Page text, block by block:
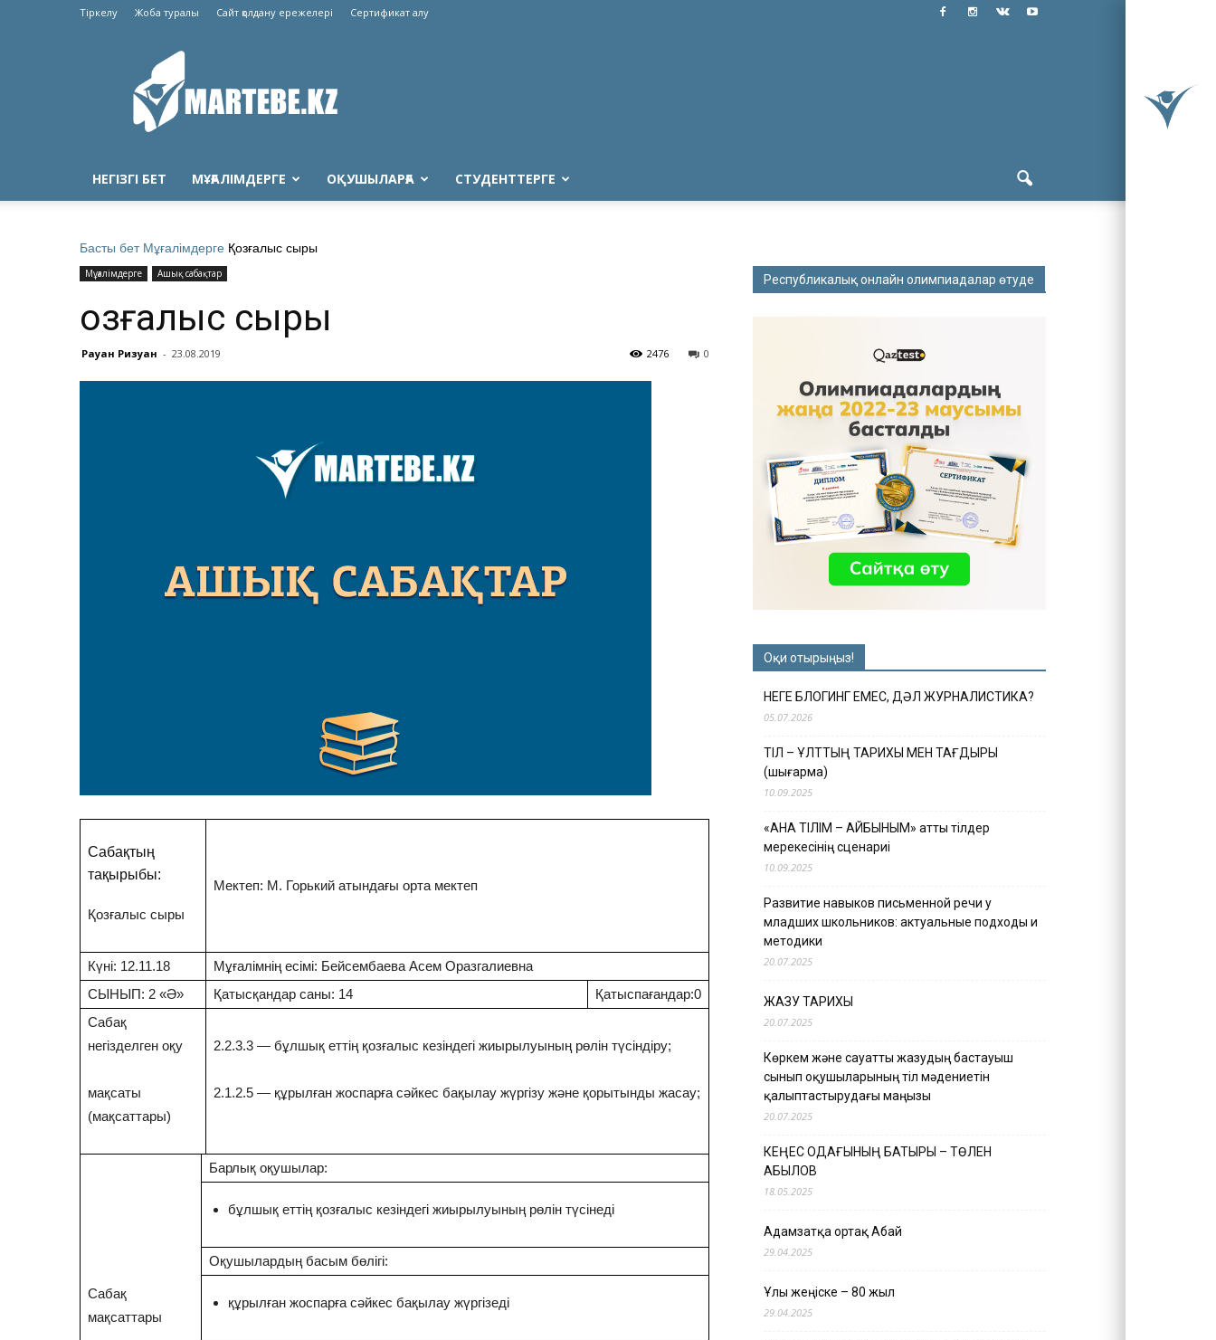
Тіркелу Жоба туралы Сайт қолдану ережелері Сертификат алу
Martebe.kz
білім
сайты
НЕГІЗГІ БЕТ МҰҒАЛІМДЕРГЕ ОҚУШЫЛАРҒА СТУДЕНТТЕРГЕ
Басты бет Мұғалімдерге Қозғалыс сыры
Мұғалімдерге Ашық сабақтар
Қозғалыс сыры
Рауан Ризуан - 23.08.2019 0
2476
Сабақтың
тақырыбы:
Қозғалыс сыры
Мектеп: М. Горький атындағы орта мектеп
Күні: 12.11.18
Мұғалімнің есімі: Бейсембаева Асем Оразгалиевна
СЫНЫП: 2 «Ә»
Қатысқандар саны: 14
Қатыспағандар:0
Сабақ
негізделген оқу
мақсаты
(мақсаттары)
2.2.3.3 — бұлшық еттің қозғалыс кезіндегі жиырылуының рөлін түсіндіру;
2.1.2.5 — құрылған жоспарға сәйкес бақылау жүргізу және қорытынды жасау;
Сабақ
мақсаттары
Барлық оқушылар:
бұлшық еттің қозғалыс кезіндегі жиырылуының рөлін түсінеді
Оқушылардың басым бөлігі:
құрылған жоспарға сәйкес бақылау жүргізеді
Республикалық онлайн олимпиадалар өтуде
Оқи отырыңыз!
НЕГЕ БЛОГИНГ ЕМЕС, ДӘЛ ЖУРНАЛИСТИКА?
05.07.2026
ТІЛ – ҰЛТТЫҢ ТАРИХЫ МЕН ТАҒДЫРЫ
(шығарма)
10.09.2025
«АНА ТІЛІМ – АЙБЫНЫМ» атты тілдер
мерекесінің сценариі
10.09.2025
Развитие навыков письменной речи у
младших школьников: актуальные подходы и
методики
20.07.2025
ЖАЗУ ТАРИХЫ
20.07.2025
Көркем және сауатты жазудың бастауыш
сынып оқушыларының тіл мәдениетін
қалыптастырудағы маңызы
20.07.2025
КЕҢЕС ОДАҒЫНЫҢ БАТЫРЫ – ТӨЛЕН
ҚАБЫЛОВ
18.05.2025
Адамзатқа ортақ Абай
29.04.2025
Ұлы жеңіске – 80 жыл
29.04.2025